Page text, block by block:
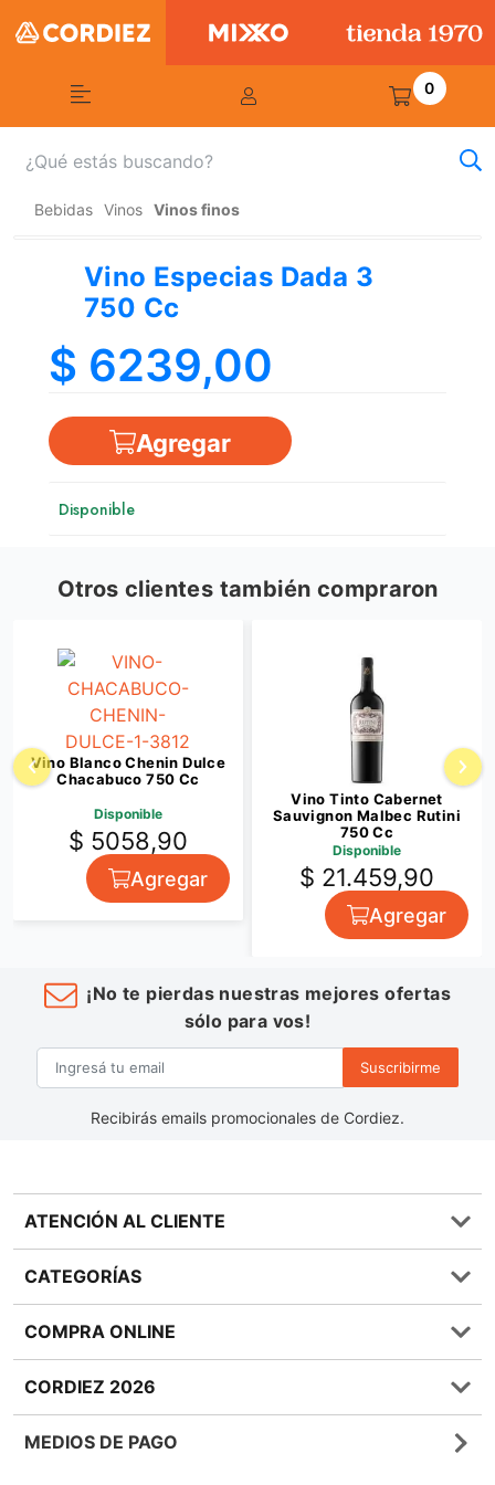
0
Bebidas Vinos Vinos finos
Vino Especias Dada 3
750 Cc
$ 6239,00
Agregar
Disponible
Otros clientes también compraron
Vino Blanco Chenin Dulce
Chacabuco 750 Cc
Disponible
$ 5058,90
Agregar
Vino Tinto Cabernet
Sauvignon Malbec Rutini
750 Cc
Disponible
$ 21.459,90
Agregar
¡No te pierdas nuestras mejores ofertas
sólo para vos!
Suscribirme
Recibirás emails promocionales de Cordiez.
ATENCIÓN AL CLIENTE
Preguntas frecuentes
0810 555 1970
Términos y condiciones
Política de Devoluciones
Bases y Condiciones de Sorteos
CATEGORÍAS
Bebidas
Lácteos
COMPRA ONLINE
Métodos de entrega
Giftcards
CORDIEZ 2026
Quienes Somos
MEDIOS DE PAGO